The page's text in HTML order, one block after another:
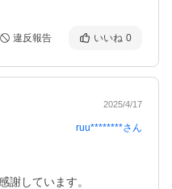
違反報告 いいね 0
2025/4/17
ruu********さん
謝しています。